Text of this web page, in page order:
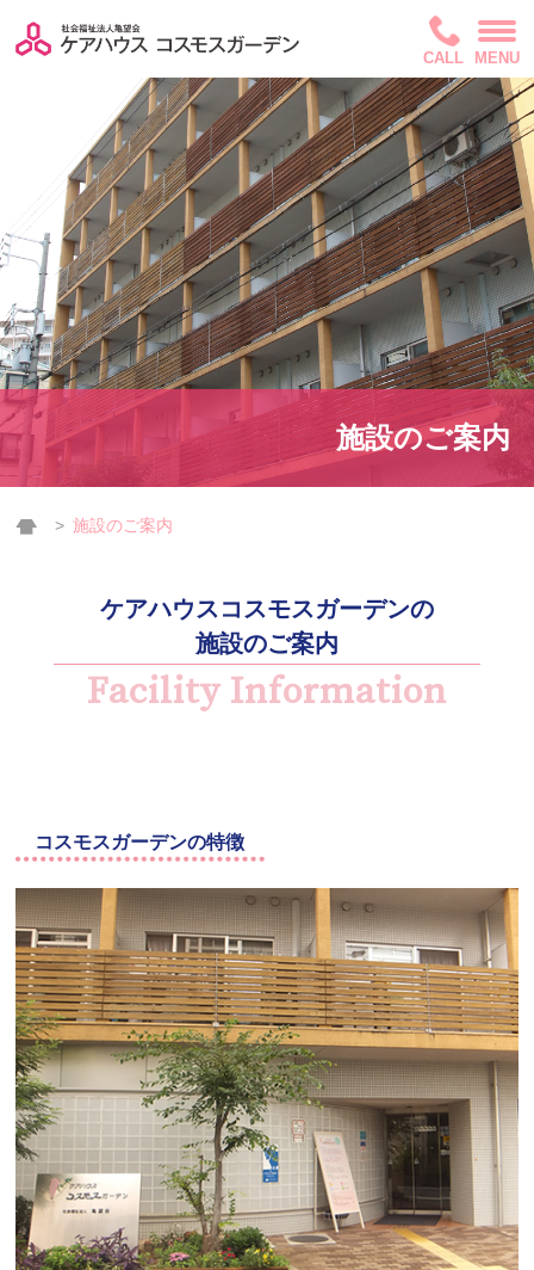
CALL MENU
施設のご案内
施設のご案内
ケアハウスコスモスガーデンの
施設のご案内
Facility Information
コスモスガーデンの特徴